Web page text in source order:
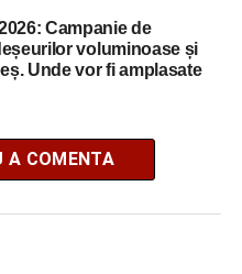
Campanie de
voluminoase și
Unde vor fi amplasate
A COMENTA